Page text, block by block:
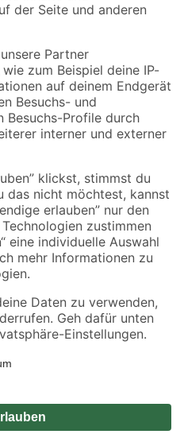
Versandarten
Die dargestellten Angebote sind unter
angegebenen Verfügbarkeiten beziehen
für Artikel mit Speditionsversand, hier
Vertrag widerrufen